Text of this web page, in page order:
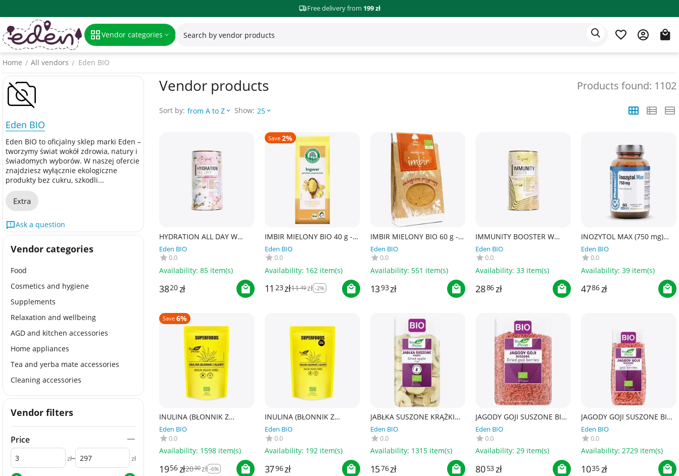
Free delivery from 199 zł
Vendor categories
Home / All vendors / Eden BIO
Vendor products Products found: 1102
Sort by: from A to Z Show: 25
HYDRATION ALL DAY W
PROSZKU 270 g - SO GOOD!
Eden BIO
0.0
Availability: 85 item(s)
3820 zł
Save 2%
IMBIR MIELONY BIO 40 g -
LEBENSBAUM
Eden BIO
0.0
Availability: 162 item(s)
11 23zł1149zł -2%
IMBIR MIELONY BIO 60 g -
DARY NATURY
Eden BIO
0.0
Availability: 551 item(s)
1393 zł
IMMUNITY BOOSTER W
PROSZKU 180 g - SO GOOD!
Eden BIO
0.0
Availability: 33 item(s)
2886 zł
INOZYTOL MAX (750 mg)
BEZGLUTENOWY 60
KAPSUŁEK - PHARMOVIT
(CLEAN LABEL)
Eden BIO
0.0
Availability: 39 item(s)
4786 zł
Save 6%
INULINA (BŁONNIK Z
AGAWY) BIO 250 g - BIO
PLANET SUPERFOODS
Eden BIO
0.0
Availability: 1598 item(s)
1956 zł2090 zł -6%
INULINA (BŁONNIK Z
AGAWY) BIO 600 g - BIO
PLANET SUPERFOODS
Eden BIO
0.0
Availability: 192 item(s)
3796zł
JABŁKA SUSZONE KRĄŻKI
BEZGLUTENOWE BIO 100 g -
BIO PLANET
Eden BIO
0.0
Availability: 1315 item(s)
1576zł
JAGODY GOJI SUSZONE BIO
1 kg - BIO PLANET
Eden BIO
0.0
Availability: 29 item(s)
8053zł
JAGODY GOJI SUSZONE BIO
100 g - BIO PLANET
Eden BIO
0.0
Availability: 2729 item(s)
1035zł
Eden BIO
Eden BIO to oficjalny sklep marki Eden –
tworzymy świat wokół zdrowia, natury i
świadomych wyborów. W naszej ofercie
znajdziesz wyłącznie ekologiczne
produkty bez cukru, szkodli...
Extra
Ask a question
Vendor categories
Food
Cosmetics and hygiene
Supplements
Relaxation and wellbeing
AGD and kitchen accessories
Home appliances
Tea and yerba mate accessories
Cleaning accessories
Vendor filters
Price
zł– zł